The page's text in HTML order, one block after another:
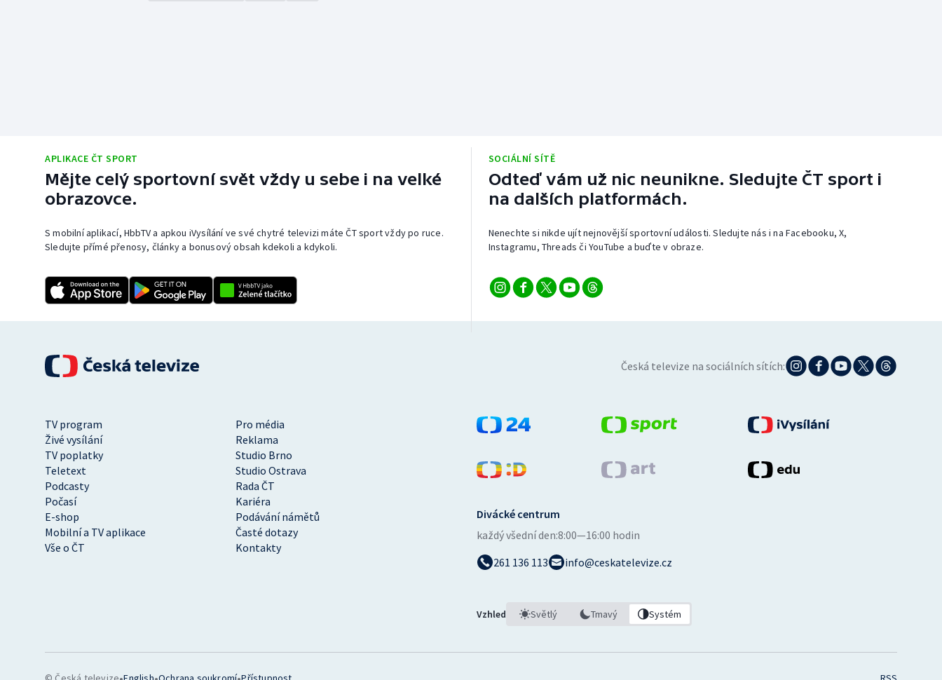
APLIKACE ČT SPORT
Mějte celý sportovní svět vždy u sebe i na velké
obrazovce.
S mobilní aplikací, HbbTV a apkou iVysílání ve své chytré televizi máte ČT sport vždy po ruce.
Sledujte přímé přenosy, články a bonusový obsah kdekoli a kdykoli.
SOCIÁLNÍ SÍTĚ
Odteď vám už nic neunikne. Sledujte ČT sport i
na dalších platformách.
Nenechte si nikde ujít nejnovější sportovní události. Sledujte nás i na Facebooku, X,
Instagramu, Threads či YouTube a buďte v obraze.
Česká televize na sociálních sítích:
TV program
Pro média
Živé vysílání
Reklama
TV poplatky
Studio Brno
Teletext
Studio Ostrava
Podcasty
Rada ČT
Počasí
Kariéra
E-shop
Podávání námětů
Mobilní a TV aplikace
Časté dotazy
Vše o ČT
Kontakty
Divácké centrum
každý všední den:8:00—16:00 hodin
261 136 113
info@ceskatelevize.cz
Vzhled Světlý Tmavý Systém